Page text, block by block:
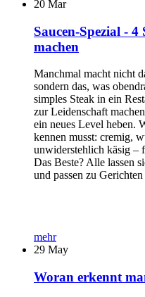
20 Mar
Saucen-Spezial - 4
machen
Manchmal macht nicht
sondern das, was
simples Steak in ein
zur Leidenschaft
ein neues Level heben.
kennen musst: cremig,
unwiderstehlich käsig –
Das Beste? Alle lassen
und passen zu
mehr
29 May
Woran erkennt